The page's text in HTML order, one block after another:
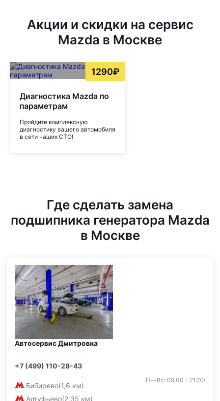
Акции и скидки на сервис
Mazda в Москве
1290₽
Диагностика Mazda по
параметрам
Пройдите комплексную
диагностику вашего автомобиля
в сети наших СТО!
Где сделать замена
подшипника генератора Mazda
в Москве
Автосервис Дмитровка
+7 (499) 110-28-43
Бибирево(1,6 км)
Алтуфьево(2,35 км)
Пн-Вс: 09:00 - 21:00